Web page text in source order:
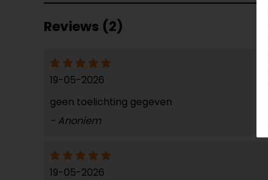
Reviews (2)
19-05-2026
geen toelichting gegeven
- Anoniem
19-05-2026